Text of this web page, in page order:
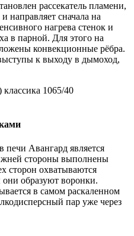
рассекатель пламени,
направляет сначала на
нагрева стенок и
в парной. Для этого на
конвекционные рёбра.
к выходу в дымоход,
печи Авангард является
стороны выполнены
сторон охватываются
образуют воронки.
в самом раскаленном
пар уже через